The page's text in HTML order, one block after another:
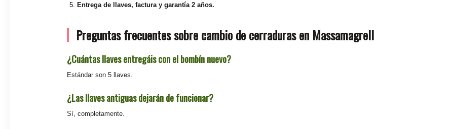
Entrega de llaves, factura y garantía 2 años.
Preguntas frecuentes sobre cambio de cerraduras en Massamagrell
¿Cuántas llaves entregáis con el bombín nuevo?
Estándar son 5 llaves.
¿Las llaves antiguas dejarán de funcionar?
Sí, completamente.